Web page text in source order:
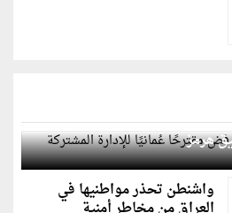
مقترحًا عُمانيًا للإدارة
هرمز
واشنطن تحذر مواطنيها في